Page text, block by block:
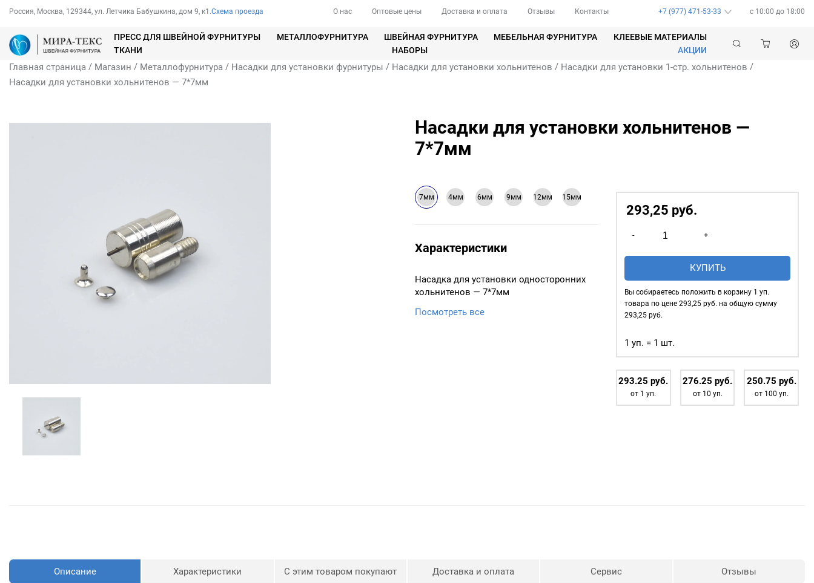
Россия, Москва, 129344, ул. Летчика Бабушкина, дом 9, к1.Схема проезда О нас Оптовые цены Доставка и оплата Отзывы Контакты +7 (977) 471-53-33 c 10:00 до 18:00
ПРЕСС ДЛЯ ШВЕЙНОЙ ФУРНИТУРЫ МЕТАЛЛОФУРНИТУРА ШВЕЙНАЯ ФУРНИТУРА МЕБЕЛЬНАЯ ФУРНИТУРА
КЛЕЕВЫЕ МАТЕРИАЛЫ
ТКАНИ
НАБОРЫ АКЦИИ
Главная страница / Магазин / Металлофурнитура / Насадки для установки фурнитуры / Насадки для установки хольнитенов / Насадки для установки 1-стр. хольнитенов /
Насадки для установки хольнитенов — 7*7мм
Насадки для установки хольнитенов —
7*7мм
7мм 4мм 6мм 9мм 12мм 15мм
Характеристики
Насадка для установки односторонних
хольнитенов — 7*7мм
Посмотреть все
293,25 руб.
-
товара
Насадки
хольнитенов
-
+
КУПИТЬ
Вы собираетесь положить в корзину 1 уп.
товара по цене293,25 руб. на общую сумму
293,25 руб.
1 уп. = 1 шт.
293.25руб.
от 1 уп.
276.25руб.
от 10 уп.
250.75 руб.
от 100 уп.
Описание Характеристики С этим товаром покупают Доставка и оплата Сервис Отзывы